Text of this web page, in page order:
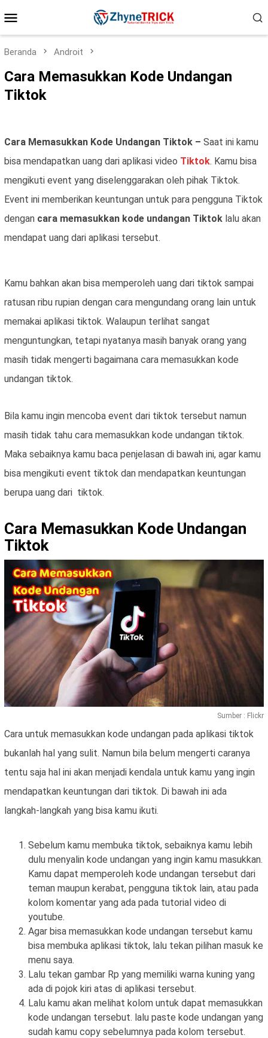
ke
Mobile
Beranda Androit
Cara Memasukkan Kode Undangan
Tiktok
Cara Memasukkan Kode Undangan Tiktok – Saat ini kamu
bisa mendapatkan uang dari aplikasi video Tiktok. Kamu bisa
mengikuti event yang diselenggarakan oleh pihak Tiktok.
Event ini memberikan keuntungan untuk para pengguna Tiktok
dengan cara memasukkan kode undangan Tiktok lalu akan
mendapat uang dari aplikasi tersebut.
Kamu bahkan akan bisa memperoleh uang dari tiktok sampai
ratusan ribu rupian dengan cara mengundang orang lain untuk
memakai aplikasi tiktok. Walaupun terlihat sangat
menguntungkan, tetapi nyatanya masih banyak orang yang
masih tidak mengerti bagaimana cara memasukkan kode
undangan tiktok.
Bila kamu ingin mencoba event dari tiktok tersebut namun
masih tidak tahu cara memasukkan kode undangan tiktok.
Maka sebaiknya kamu baca penjelasan di bawah ini, agar kamu
bisa mengikuti event tiktok dan mendapatkan keuntungan
berupa uang dari tiktok.
Cara Memasukkan Kode Undangan
Tiktok
Sumber : Flickr
Cara untuk memasukkan kode undangan pada aplikasi tiktok
bukanlah hal yang sulit. Namun bila belum mengerti caranya
tentu saja hal ini akan menjadi kendala untuk kamu yang ingin
mendapatkan keuntungan dari tiktok. Di bawah ini ada
langkah-langkah yang bisa kamu ikuti.
Sebelum kamu membuka tiktok, sebaiknya kamu lebih
dulu menyalin kode undangan yang ingin kamu masukkan.
Kamu dapat memperoleh kode undangan tersebut dari
teman maupun kerabat, pengguna tiktok lain, atau pada
kolom komentar yang ada pada tutorial video di
youtube.
Agar bisa memasukkan kode undangan tersebut kamu
bisa membuka aplikasi tiktok, lalu tekan pilihan masuk ke
menu saya.
Lalu tekan gambar Rp yang memiliki warna kuning yang
ada di pojok kiri atas di aplikasi tersebut.
Lalu kamu akan melihat kolom untuk dapat memasukkan
kode undangan tersebut. lalu paste kode undangan yang
sudah kamu copy sebelumnya pada kolom tersebut.